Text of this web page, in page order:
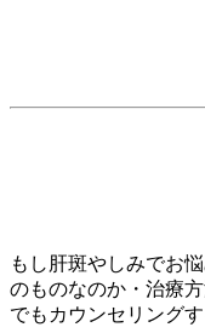
もし肝斑やしみでお
のものなのか・治療
でもカウンセリング